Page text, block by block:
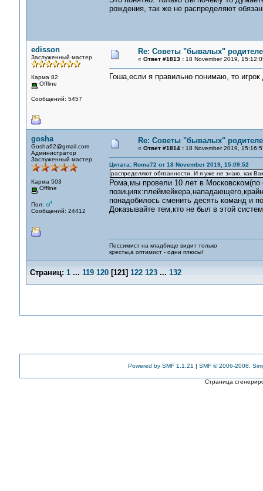
рождения, так же не распределяют
edisson
Заслуженный мастер
Карма 82
Offline
Сообщений: 5457
Re: Советы "бывалых"
« Ответ #1813 :18 November 2019,
Гоша,если я правильно понимаю, то
gosha
Gosha62@gmail.com
Администратор
Заслуженный мастер
Карма 503
Offline
Пол:
Сообщений: 24412
Re: Советы "бывалых"
« Ответ #1814 :18 November 2019,
Цитата: Roma72 от 18 November 2019, 15:09:52
распределяют обязанности. И я уже не знаю, как
Рома,мы провели 10 лет в
понадобилось сменить десять команд и
Доказывайте тем,кто не был в этой
Пессимист на кладбище видит только
кресты,а оптимист - одни плюсы!
Страниц: 1 ... 119 120[121] 122 123 ... 132
Powered by SMF 1.1.21 | SMF © 2006-2008,
Страница